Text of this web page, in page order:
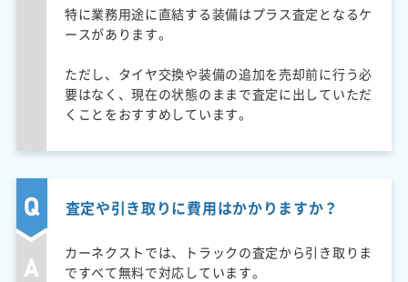
特に業務用途に直結する装備はプラス査定となるケ
ースがあります。
ただし、タイヤ交換や装備の追加を売却前に行う必
要はなく、現在の状態のままで査定に出していただ
くことをおすすめしています。
査定や引き取りに費用はかかりますか？
カーネクストでは、トラックの査定から引き取りま
ですべて無料で対応しています。